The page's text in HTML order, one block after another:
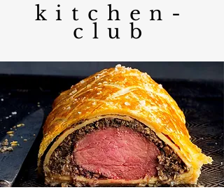
kitchen-
club